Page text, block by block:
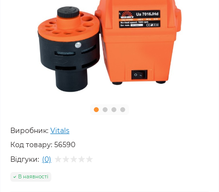
Виробник: Vitals
Код товару: 56590
Відгуки: (0)
В наявності